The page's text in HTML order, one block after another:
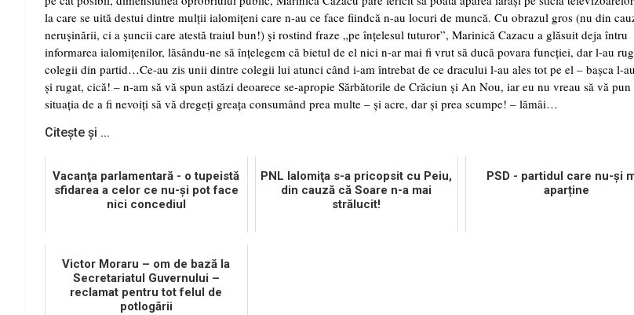
la care se uită destui dintre mulţii ialomiţeni care n-au ce face fiindcă n-au locuri de muncă. Cu obrazul gros (nu din
neruşinării, ci a şuncii care atestă traiul bun!) şi rostind fraze „pe înţelesul tuturor”, Marinică Cazacu a glăsuit deja întru
informarea ialomiţenilor, lăsându-ne să înţelegem că bietul de el nici n-ar mai fi vrut să ducă povara funcţiei, dar l-au
colegii din partid…Ce-au zis unii dintre colegii lui atunci când i-am întrebat de ce dracului l-au ales tot pe el – başca l-
şi rugat, cică! – n-am să vă spun astăzi deoarece se-apropie Sărbătorile de Crăciun şi An Nou, iar eu nu vreau să vă pun
situaţia de a fi nevoiţi să vă dregeţi greaţa consumând prea multe – şi acre, dar şi prea scumpe! – lămâi…
Citește și ...
Vacanţa parlamentară - o tupeistă
sfidarea a celor ce nu-şi pot face
nici concediul
PNL Ialomiţa s-a pricopsit cu Peiu,
din cauză că Soare n-a mai
strălucit!
PSD - partidul care nu-și
aparține
Victor Moraru – om de bază la
Secretariatul Guvernului –
reclamat pentru tot felul de
potlogării